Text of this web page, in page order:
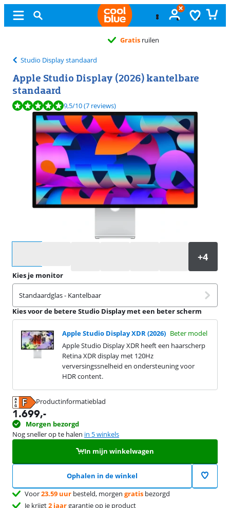
Gratisruilen
Studio Display standaard
Apple Studio Display (2026) kantelbare
standaard
Beoordeling is 9,5 van de 10, gebaseerd op 7 reviews.
9,5/10(7 reviews)
Kies je monitor
Standaardglas - Kantelbaar
Kies voor de betere Studio Display met een beter scherm
Apple Studio Display XDR (2026) Beter model
Apple Studio Display XDR heeft een haarscherp
Retina XDR display met 120Hz
verversingssnelheid en ondersteuning voor
HDR content.
Productinformatieblad
opent in nieuw tabblad
1.699,-
Morgen bezorgd
Nog sneller op te halen in 5 winkels
In mijn winkelwagen
Ophalen in de winkel
Voor23.59 uur besteld, morgen gratis bezorgd
Je krijgt2 jaargarantie op je product